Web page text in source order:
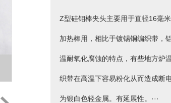
Z型硅钼棒夹头主要用于直径16毫
加热棒用，相比于镀锡铜编织带，
温耐氧化腐蚀的特点，有些地方炉
织带在高温下容易粉化从而造成断
为银白色轻金属。有延展性。···